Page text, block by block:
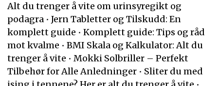
Alt du trenger å vite om urinsyregikt og
podagra • Jern Tabletter og Tilskudd: En
komplett guide • Komplett guide: Tips og råd
mot kvalme • BMI Skala og Kalkulator: Alt du
trenger å vite • Mokki Solbriller – Perfekt
Tilbehør for Alle Anledninger • Sliter du med